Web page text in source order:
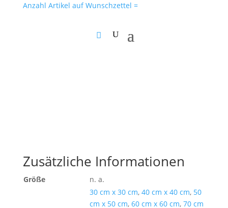
Anzahl Artikel auf Wunschzettel =
Zusätzliche Informationen
Größe n. a.
30 cm x 30 cm, 40 cm x 40 cm, 50
cm x 50 cm, 60 cm x 60 cm, 70 cm